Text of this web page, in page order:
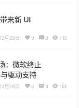
来新 UI
月28日 0 0 110
：微软终止
驱动支持
月28日 0 0 153